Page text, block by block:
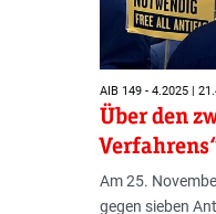
AIB 149 - 4.2025 |
Über den
Am 25.
gegen sieben